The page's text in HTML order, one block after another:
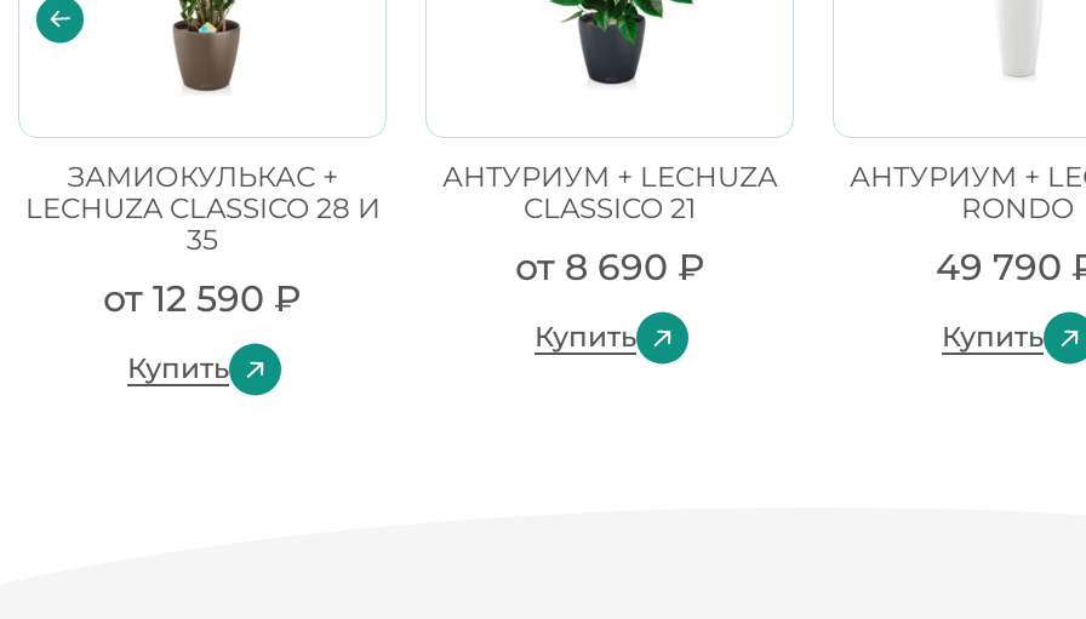
ЗАМИОКУЛЬКАС +
LECHUZA CLASSICO 28 И
35
от12 590 ₽
Купить
АНТУРИУМ + LECHUZA
CLASSICO 21
от 8 690 ₽
Купить
АНТУРИУМ +
RONDO
49 790
Купить